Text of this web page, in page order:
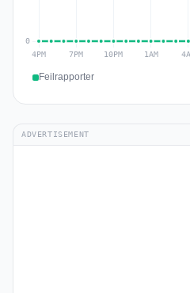
Feilrapporter
ADVERTISEMENT